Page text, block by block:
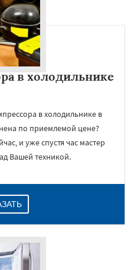
в холодильнике
в холодильнике в
по приемлемой цене?
и уже спустя час мастер
Вашей техникой.
×
персональных данных